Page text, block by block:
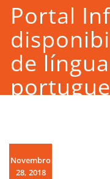
Portal
de
Novembro
28, 2018